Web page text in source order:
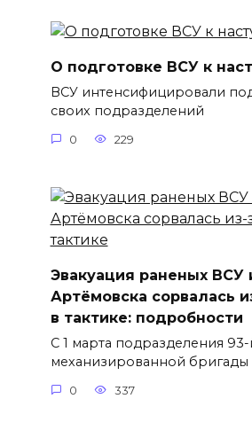
О подготовке ВСУ к
ВСУ интенсифицировали
своих подразделений
0 229
Эвакуация раненых ВСУ
Артёмовска сорвалась
в тактике: подробности
С 1 марта подразделения 93-
механизированной бригады
0 337